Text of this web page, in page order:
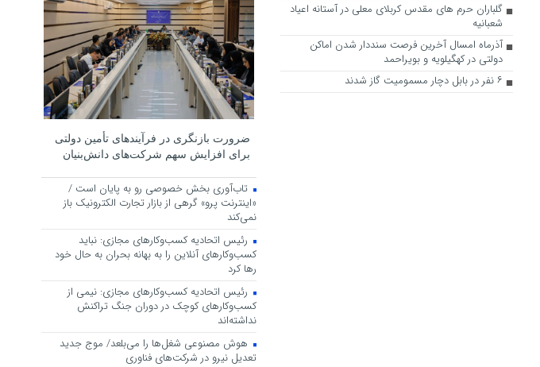
گلباران حرم های مقدس کربلای معلی در آستانه اعیاد
شعبانیه
آذرماه امسال آخرین فرصت سنددار شدن اماکن
دولتی در کهگیلویه و بویراحمد
۶ نفر در بابل دچار مسمومیت گاز شدند
ضرورت بازنگری در فرآیندهای تأمین دولتی
برای افزایش سهم شرکت‌های دانش‌بنیان
تاب‌آوری بخش خصوصی رو به پایان است /
«اینترنت پرو» گرهی از بازار تجارت الکترونیک باز
نمی‌کند
رئیس اتحادیه کسب‌وکارهای مجازی: نباید
کسب‌وکارهای آنلاین را به بهانه بحران به حال خود
رها کرد
رئیس اتحادیه کسب‌وکارهای مجازی: نیمی از
کسب‌وکارهای کوچک در دوران جنگ‌ تراکنش
نداشته‌اند
هوش مصنوعی شغل‌ها را می‌بلعد/ موج جدید
تعدیل نیرو در شرکت‌های فناوری